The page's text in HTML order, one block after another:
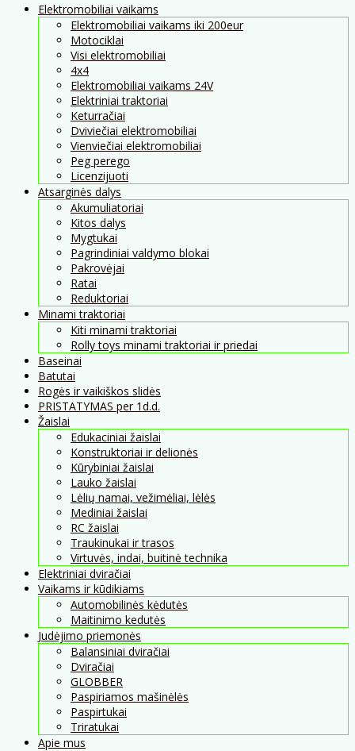
Elektromobiliai vaikams
Elektromobiliai vaikams iki 200eur
Motociklai
Visi elektromobiliai
4x4
Elektromobiliai vaikams 24V
Elektriniai traktoriai
Keturračiai
Dviviečiai elektromobiliai
Vienviečiai elektromobiliai
Peg perego
Licenzijuoti
Atsarginės dalys
Akumuliatoriai
Kitos dalys
Mygtukai
Pagrindiniai valdymo blokai
Pakrovėjai
Ratai
Reduktoriai
Minami traktoriai
Kiti minami traktoriai
Rolly toys minami traktoriai ir priedai
Baseinai
Batutai
Rogės ir vaikiškos slidės
PRISTATYMAS per 1d.d.
Žaislai
Edukaciniai žaislai
Konstruktoriai ir delionės
Kūrybiniai žaislai
Lauko žaislai
Lėlių namai, vežimėliai, lėlės
Mediniai žaislai
RC žaislai
Traukinukai ir trasos
Virtuvės, indai, buitinė technika
Elektriniai dviračiai
Vaikams ir kūdikiams
Automobilinės kėdutės
Maitinimo kedutės
Judėjimo priemonės
Balansiniai dviračiai
Dviračiai
GLOBBER
Paspiriamos mašinėlės
Paspirtukai
Triratukai
Apie mus